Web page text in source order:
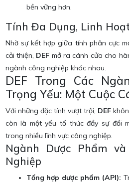
bền vững hơn.
Tính Đa Dụng, Linh
Nhờ sự kết hợp giữa tính phân cực
cải thiện, DEF mở ra cánh cửa cho
ngành công nghiệp khác nhau.
DEF Trong Các
Trọng Yếu: Một Cuộc
Với những đặc tính vượt trội, DEF
còn là một yếu tố thúc đẩy sự đổi
trong nhiều lĩnh vực công nghiệp.
Ngành Dược Phẩm
Nghiệp
Tổng hợp dược phẩm (API):